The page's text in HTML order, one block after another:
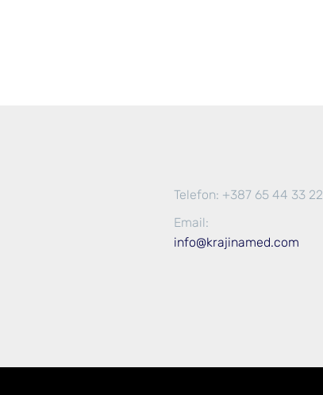
Telefon: +387 65 44 33 22
Email:
info@krajinamed.com